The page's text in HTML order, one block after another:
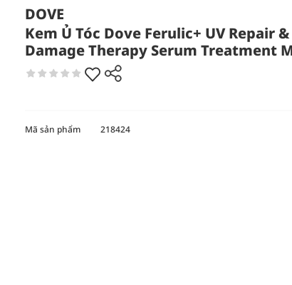
DOVE
Kem Ủ Tóc Dove Ferulic+ UV Repair
Damage Therapy Serum Treatment
Mã sản phẩm 218424